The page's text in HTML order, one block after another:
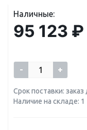
Наличные:
95 123 ₽
- +
Срок поставки:
Наличие на складе: 1